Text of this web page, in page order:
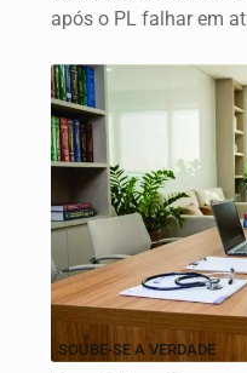
após o PL falhar em
SOUBE-SE A VERDADE